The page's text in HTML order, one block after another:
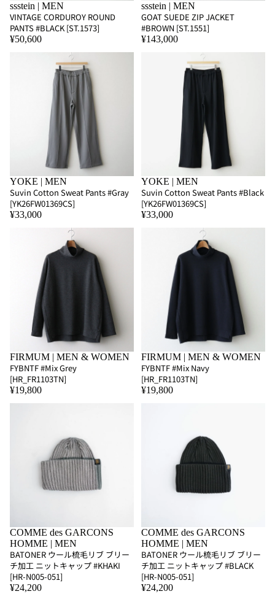
ssstein | MEN
VINTAGE CORDUROY ROUND
PANTS #BLACK [ST.1573]
¥50,600
ssstein | MEN
GOAT SUEDE ZIP JACKET
#BROWN [ST.1551]
¥143,000
YOKE | MEN
Suvin Cotton Sweat Pants #Gray
[YK26FW01369CS]
¥33,000
YOKE | MEN
Suvin Cotton Sweat Pants #Black
[YK26FW01369CS]
¥33,000
FIRMUM | MEN & WOMEN
FYBNTF #Mix Grey
[HR_FR1103TN]
¥19,800
FIRMUM | MEN & WOMEN
FYBNTF #Mix Navy
[HR_FR1103TN]
¥19,800
COMME des GARCONS
HOMME | MEN
BATONER ウール梳毛リブ ブリー
チ加工 ニットキャップ #KHAKI
[HR-N005-051]
¥24,200
COMME des GARCONS
HOMME | MEN
BATONER ウール梳毛リブ ブリー
チ加工 ニットキャップ #BLACK
[HR-N005-051]
¥24,200